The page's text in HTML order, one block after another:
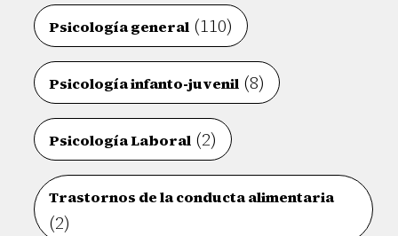
Psicología general (110)
Psicología infanto-juvenil (8)
Psicología Laboral (2)
Trastornos de la conducta alimentaria
(2)